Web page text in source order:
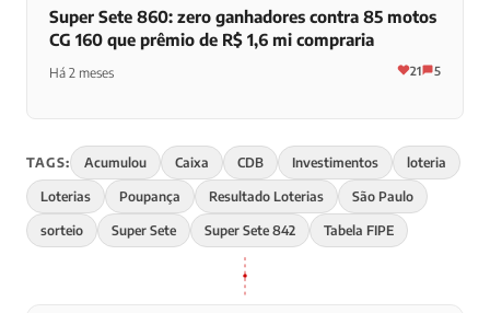
Super Sete 860: zero ganhadores contra 85 motos
CG 160 que prêmio de R$ 1,6 mi compraria
Há 2 meses 21 5
TAGS: Acumulou Caixa CDB Investimentos loteria
Loterias Poupança Resultado Loterias São Paulo
sorteio Super Sete Super Sete 842 Tabela FIPE